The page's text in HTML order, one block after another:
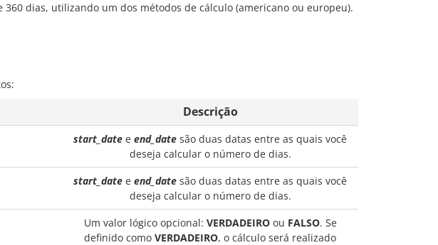
dias, utilizando um dos métodos de cálculo (americano ou europeu).
Descrição
start_date e end_date são duas datas entre as quais você
deseja calcular o número de dias.
start_date e end_date são duas datas entre as quais você
deseja calcular o número de dias.
Um valor lógico opcional: VERDADEIROou FALSO. Se
definido como VERDADEIRO, o cálculo será realizado